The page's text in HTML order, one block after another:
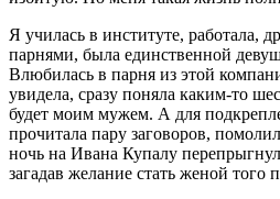
Я училась в институте, работала,
парнями, была единственной
Влюбилась в парня из этой
увидела, сразу поняла каким-то
будет моим мужем. А для
прочитала пару заговоров,
ночь на Ивана Купалу
загадав желание стать женой того